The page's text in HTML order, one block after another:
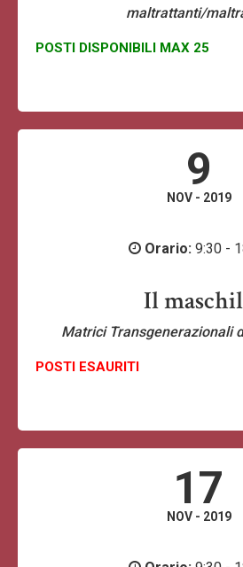
maltrattanti/
POSTI DISPONIBILI MAX 25
9
NOV - 2019
Orario: 9:30 -
Il
Matrici Transgenerazionali
POSTI ESAURITI
17
NOV - 2019